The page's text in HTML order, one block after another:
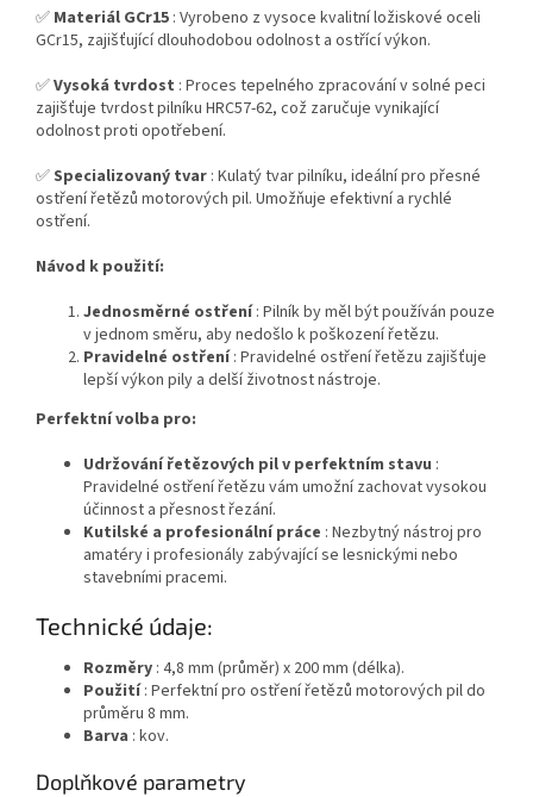
✅ Materiál GCr15 : Vyrobeno z vysoce kvalitní ložiskové oceli
GCr15, zajišťující dlouhodobou odolnost a ostřící výkon.
✅Vysoká tvrdost : Proces tepelného zpracování v solné peci
zajišťuje tvrdost pilníku HRC57-62, což zaručuje vynikající
odolnost proti opotřebení.
✅Specializovaný tvar : Kulatý tvar pilníku, ideální pro přesné
ostření řetězů motorových pil. Umožňuje efektivní a rychlé
ostření.
Návod k použití:
Jednosměrné ostření: Pilník by měl být používán pouze
v jednom směru, aby nedošlo k poškození řetězu.
Pravidelné ostření: Pravidelné ostření řetězu zajišťuje
lepší výkon pily a delší životnost nástroje.
Perfektní volba pro:
Udržování řetězových pil v perfektním stavu :
Pravidelné ostření řetězu vám umožní zachovat vysokou
účinnost a přesnost řezání.
Kutilské a profesionální práce : Nezbytný nástroj pro
amatéry i profesionály zabývající se lesnickými nebo
stavebními pracemi.
Technické údaje:
Rozměry : 4,8 mm (průměr) x 200 mm (délka).
Použití: Perfektní pro ostření řetězů motorových pil do
průměru 8 mm.
Barva : kov.
Doplňkové parametry